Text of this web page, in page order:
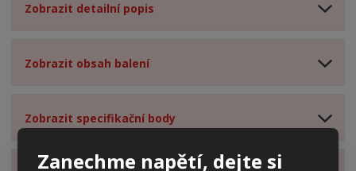
Zanechme napětí, dejte si
Zobrazit detailní popis
Zobrazit obsah balení
Zobrazit specifikační body